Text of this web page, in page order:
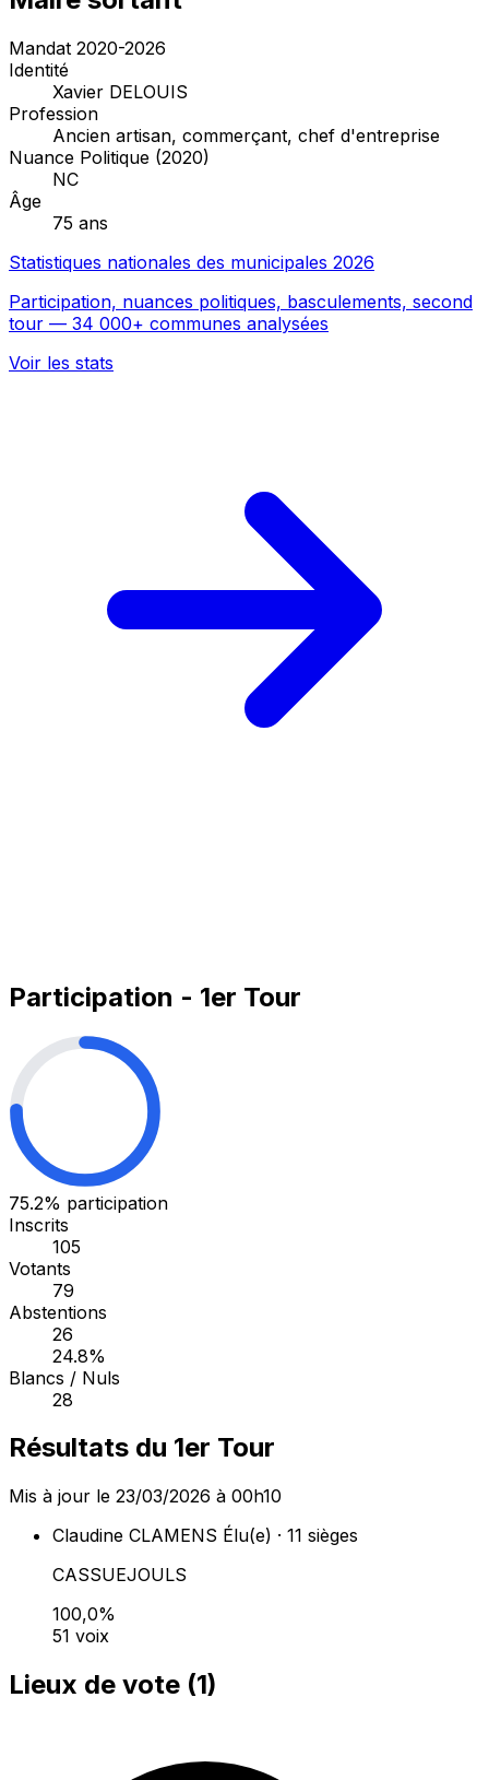
Mandat 2020-2026
Identité
Xavier DELOUIS
Profession
Ancien artisan, commerçant, chef d'entreprise
Nuance Politique (2020)
NC
Âge
75 ans
Statistiques nationales des municipales 2026
Participation, nuances politiques, basculements, second
tour — 34 000+ communes analysées
Voir les stats
Participation - 1er Tour
75.2% participation
Inscrits
105
Votants
79
Abstentions
26
24.8%
Blancs / Nuls
28
Résultats du 1er Tour
Mis à jour le 23/03/2026 à 00h10
Claudine CLAMENS Élu(e) · 11 sièges
CASSUEJOULS
100,0%
51 voix
Lieux de vote (1)